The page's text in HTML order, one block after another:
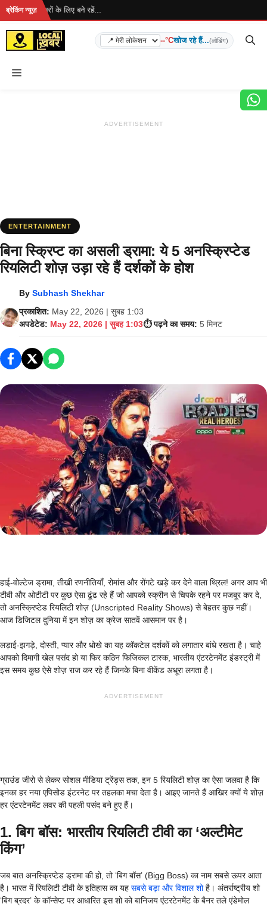
Skip
content
ब्रेकिंग न्यूज़
ताज़ा खबरों के लिए बने रहें...
--°Cखोज रहे हैं...(लोडिंग)
Menu
ADVERTISEMENT
ENTERTAINMENT
बिना स्क्रिप्ट का असली ड्रामा: ये 5 अनस्क्रिप्टेड
रियलिटी शोज़ उड़ा रहे हैं दर्शकों के होश
By Subhash Shekhar
प्रकाशित: May 22, 2026 | सुबह 1:03
अपडेटेड: May 22, 2026 | सुबह 1:03⏱️ पढ़ने का समय: 5 मिनट
हाई-वोल्टेज ड्रामा, तीखी रणनीतियाँ, रोमांस और रोंगटे खड़े कर देने वाला थ्रिल! अगर आप भी
टीवी और ओटीटी पर कुछ ऐसा ढूंढ रहे हैं जो आपको स्क्रीन से चिपके रहने पर मजबूर कर दे,
तो अनस्क्रिप्टेड रियलिटी शोज़ (Unscripted Reality Shows) से बेहतर कुछ नहीं।
आज डिजिटल दुनिया में इन शोज़ का क्रेज सातवें आसमान पर है।
लड़ाई-झगड़े, दोस्ती, प्यार और धोखे का यह कॉकटेल दर्शकों को लगातार बांधे रखता है। चाहे
आपको दिमागी खेल पसंद हो या फिर कठिन फिजिकल टास्क, भारतीय एंटरटेनमेंट इंडस्ट्री में
इस समय कुछ ऐसे शोज़ राज कर रहे हैं जिनके बिना वीकेंड अधूरा लगता है।
ADVERTISEMENT
ग्राउंड जीरो से लेकर सोशल मीडिया ट्रेंड्स तक, इन 5 रियलिटी शोज़ का ऐसा जलवा है कि
इनका हर नया एपिसोड इंटरनेट पर तहलका मचा देता है। आइए जानते हैं आखिर क्यों ये शोज़
हर एंटरटेनमेंट लवर की पहली पसंद बने हुए हैं।
1. बिग बॉस: भारतीय रियलिटी टीवी का ‘अल्टीमेट
किंग’
जब बात अनस्क्रिप्टेड ड्रामा की हो, तो ‘बिग बॉस’ (Bigg Boss) का नाम सबसे ऊपर आता
है। भारत में रियलिटी टीवी के इतिहास का यह सबसे बड़ा और विशाल शोहै। अंतर्राष्ट्रीय शो
‘बिग ब्रदर’ के कॉन्सेप्ट पर आधारित इस शो को बानिजय एंटरटेनमेंट के बैनर तले एंडेमोल